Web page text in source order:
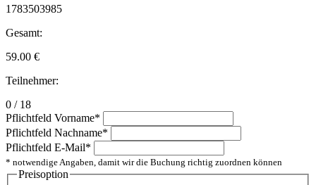
1783503985
Gesamt:
59.00 €
Teilnehmer:
0 / 18
Pflichtfeld Vorname*
Pflichtfeld Nachname*
Pflichtfeld E-Mail*
* notwendige Angaben, damit wir die Buchung richtig zuordnen können
Preisoption